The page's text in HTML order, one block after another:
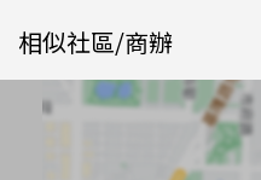
相似社區/商辦